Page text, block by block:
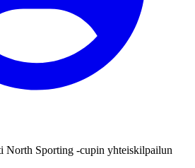
North Sporting -cupin yhteiskilpailun